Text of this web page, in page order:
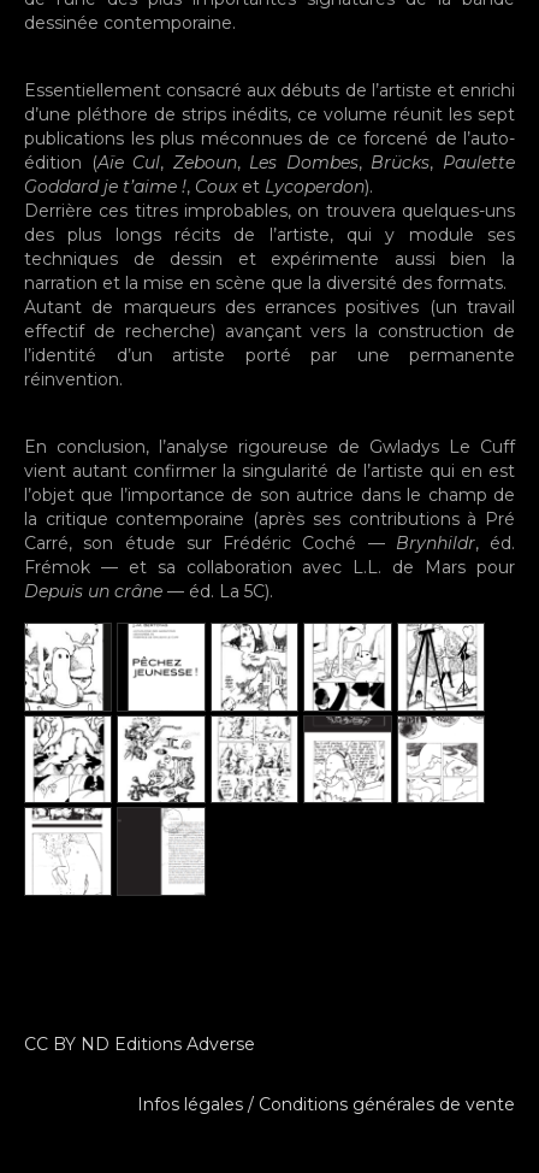
dessinée contemporaine.
Essentiellement consacré aux débuts de l’artiste et enrichi
d’une pléthore de strips inédits, ce volume réunit les sept
publications les plus méconnues de ce forcené de l’auto-
édition (Aïe Cul, Zeboun, Les Dombes, Brücks, Paulette
Goddard je t’aime !, Couxet Lycoperdon).
Derrière ces titres improbables, on trouvera quelques-uns
des plus longs récits de l’artiste, qui y module ses
techniques de dessin et expérimente aussi bien la
narration et la mise en scène que la diversité des formats.
Autant de marqueurs des errances positives (un travail
effectif de recherche) avançant vers la construction de
l’identité d’un artiste porté par une permanente
réinvention.
En conclusion, l’analyse rigoureuse de Gwladys Le Cuff
vient autant confirmer la singularité de l’artiste qui en est
l’objet que l’importance de son autrice dans le champ de
la critique contemporaine (après ses contributions à Pré
Carré, son étude sur Frédéric Coché — Brynhildr, éd.
Frémok — et sa collaboration avec L.L. de Mars pour
Depuis un crâne — éd. La 5C).
CC BY ND Editions Adverse
Infos légales / Conditions générales de vente